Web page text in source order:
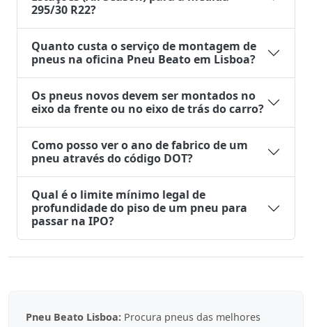
295/30 R22?
Quanto custa o serviço de montagem de
pneus na oficina Pneu Beato em Lisboa?
Os pneus novos devem ser montados no
eixo da frente ou no eixo de trás do carro?
Como posso ver o ano de fabrico de um
pneu através do código DOT?
Qual é o limite mínimo legal de
profundidade do piso de um pneu para
passar na IPO?
Pneu Beato Lisboa: Procura pneus das melhores